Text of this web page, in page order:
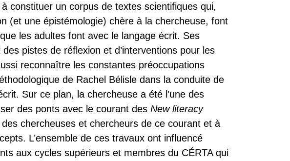
constituer un corpus de textes scientifiques qui,
(et une épistémologie) chère à la chercheuse, font
les adultes font avec le langage écrit. Ses
pistes de réflexion et d’interventions pour les
reconnaître les constantes préoccupations
de Rachel Bélisle dans la conduite de
Sur ce plan, la chercheuse a été l’une des
des ponts avec le courant des New literacy
chercheuses et chercheurs de ce courant et à
L’ensemble de ces travaux ont influencé
aux cycles supérieurs et membres du CÉRTA qui